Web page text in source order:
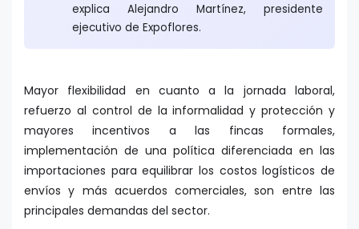
explica Alejandro Martínez, presidente
ejecutivo de Expoflores.
Mayor flexibilidad en cuanto a la jornada laboral,
refuerzo al control de la informalidad y protección y
mayores incentivos a las fincas formales,
implementación de una política diferenciada en las
importaciones para equilibrar los costos logísticos de
envíos y más acuerdos comerciales, son entre las
principales demandas del sector.